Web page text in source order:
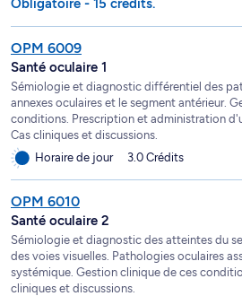
Obligatoire - 15 crédits.
OPM 6009
Santé oculaire 1
Sémiologie et diagnostic différentiel des
annexes oculaires et le segment antérieur.
conditions. Prescription et administration
Cas cliniques et discussions.
Horaire de jour
3.0 Crédits
OPM 6010
Santé oculaire 2
Sémiologie et diagnostic des atteintes du
des voies visuelles. Pathologies oculaires
systémique. Gestion clinique de ces
cliniques et discussions.